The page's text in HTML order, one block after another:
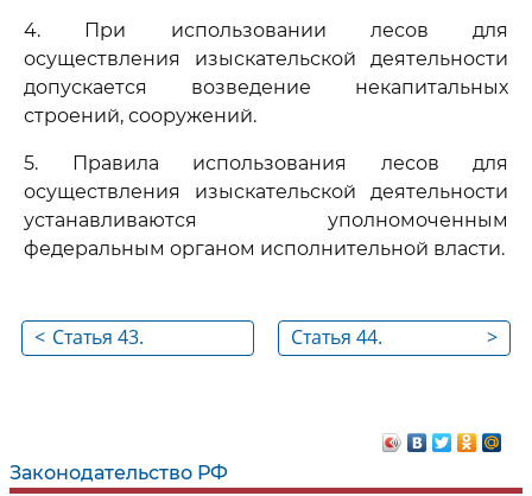
Законодательство РФ
4. При использовании лесов для
осуществления изыскательской деятельности
допускается возведение некапитальных
строений, сооружений.
5. Правила использования лесов для
осуществления изыскательской деятельности
устанавливаются уполномоченным
федеральным органом исполнительной власти.
< Статья 43.
геологического
>
Статья 44.
строительства,
реконструкции и